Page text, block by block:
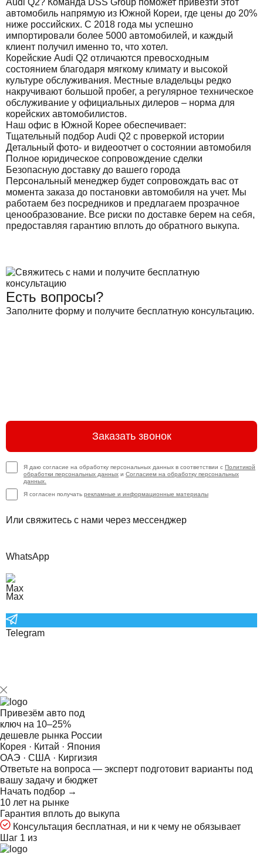
Audi Q2? Команда DSS Group поможет привезти этот
автомобиль напрямую из Южной Кореи, где цены до 20%
ниже российских. С 2018 года мы успешно
импортировали более 5000 автомобилей, и каждый
клиент получил именно то, что хотел.
Корейские Audi Q2 отличаются превосходным
состоянием благодаря мягкому климату и высокой
культуре обслуживания. Местные владельцы редко
накручивают большой пробег, а регулярное техническое
обслуживание у официальных дилеров – норма для
корейских автомобилистов.
Наш офис в Южной Корее обеспечивает:
Тщательный подбор Audi Q2 с проверкой истории
Детальный фото- и видеоотчет о состоянии автомобиля
Полное юридическое сопровождение сделки
Безопасную доставку до вашего города
Персональный менеджер будет сопровождать вас от
момента заказа до постановки автомобиля на учет. Мы
работаем без посредников и предлагаем прозрачное
ценообразование. Все риски по доставке берем на себя,
предоставляя гарантию вплоть до обратного выкупа.
Есть вопросы?
Заполните форму и получите бесплатную консультацию.
Заказать звонок
Я даю согласие на обработку персональных данных в соответствии с Политикой
обработки персональных данных и Согласием на обработку персональных
данных.
Я согласен получать рекламные и информационные материалы
Или свяжитесь с нами через мессенджер
WhatsApp
Max
Telegram
Привезём авто под
ключ на 10–25%
дешевле рынка России
Корея · Китай · Япония
ОАЭ · США · Киргизия
Ответьте на вопроса — эксперт подготовит варианты под
вашу задачу и бюджет
Начать подбор →
10 лет на рынке
Гарантия вплоть до выкупа
Консультация бесплатная, и ни к чему не обязывает
Шаг 1 из